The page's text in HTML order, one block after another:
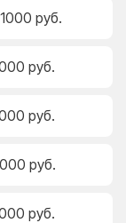
руб.
руб.
руб.
руб.
руб.